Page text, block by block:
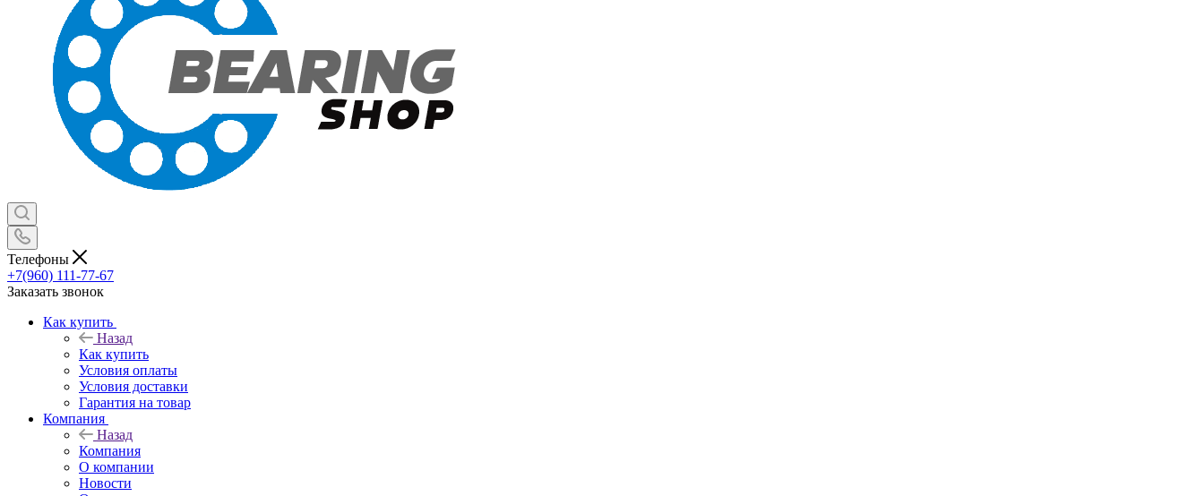
Телефоны
+7(960) 111-77-67
Заказать звонок
Как купить
Назад
Как купить
Условия оплаты
Условия доставки
Гарантия на товар
Компания
Назад
Компания
О компании
Новости